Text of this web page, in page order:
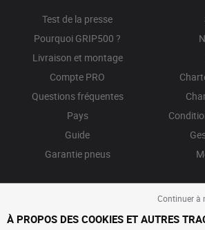
Test de la presse
Pourquoi GRIP500 ?
Livraison et montage
Compte PRO
Questions fréquentes
Pays
Guide
Garantie pneus
Continuer à
À PROPOS DES COOKIES ET AUTRES